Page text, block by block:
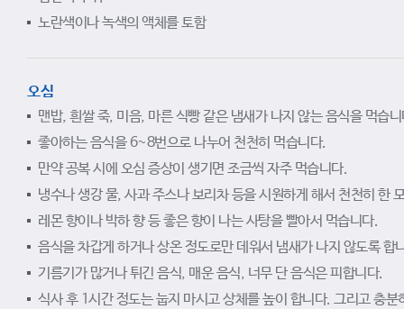
노란색이나 녹색의 액체를 토함
오심
맨밥, 흰쌀 죽, 미음, 마른 식빵 같은 냄새가 나지 않는 음식을 먹습
좋아하는 음식을 6~8번으로 나누어 천천히 먹습니다.
만약 공복 시에 오심 증상이 생기면 조금씩 자주 먹습니다.
냉수나 생강 물, 사과 주스나 보리차 등을 시원하게 해서 천천히 한
레몬 향이나 박하 향 등 좋은 향이 나는 사탕을 빨아서 먹습니다.
음식을 차갑게 하거나 상온 정도로만 데워서 냄새가 나지 않도록 합
기름기가 많거나 튀긴 음식, 매운 음식, 너무 단 음식은 피합니다.
식사 후 1시간 정도는 눕지 마시고 상체를 높이 합니다. 그리고 충분